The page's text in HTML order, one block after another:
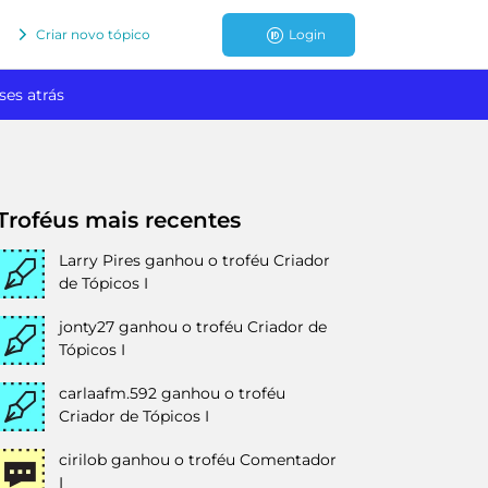
Criar novo tópico Login
atrás
mais recentes
Larry Pires ganhou o troféu Criador
de Tópicos I
jonty27 ganhou o troféu Criador de
Tópicos I
carlaafm.592 ganhou o troféu
Criador de Tópicos I
cirilob ganhou o troféu Comentador
I